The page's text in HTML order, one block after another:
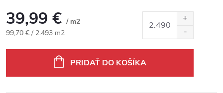
39,99 € / m2
Jednotková cena:
99,70 € / 2.493 m2
PRIDAŤ DO KOŠÍKA